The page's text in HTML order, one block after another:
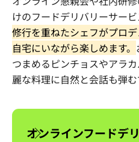
けのフードデリバリーサービ
修行を重ねたシェフがプロ
自宅にいながら楽しめます。
つまめるピンチョスやアラ
麗な料理に自然と会話も弾む
オンラインフードデ